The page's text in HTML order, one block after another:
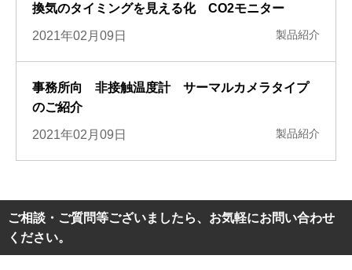
換気のタイミングを見える化 CO2モニター
2021年02月09日 製品紹介
事務所向 非接触温度計 サーマルカメラタイプ
のご紹介
2021年02月09日 製品紹介
ご相談・ご質問等ございましたら、お気軽にお問い合わせ
ください。